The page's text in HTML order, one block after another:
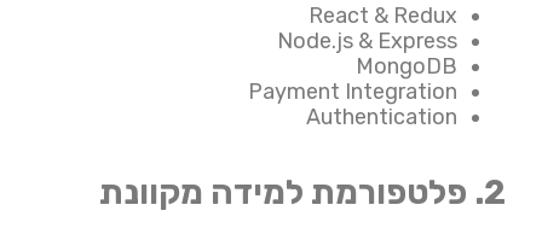
React & Redux
Node.js & Express
MongoDB
Payment Integration
Authentication
2. פלטפורמת למידה מקוונת